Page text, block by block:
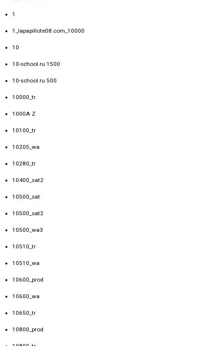
1
1_lapapillote08.com_10000
10
10-school.ru 1500
10-school.ru 500
10000_tr
1000A Z
10100_tr
10205_wa
10280_tr
10400_sat2
10500_sat
10500_sat2
10500_wa3
10510_tr
10510_wa
10600_prod
10600_wa
10650_tr
10800_prod